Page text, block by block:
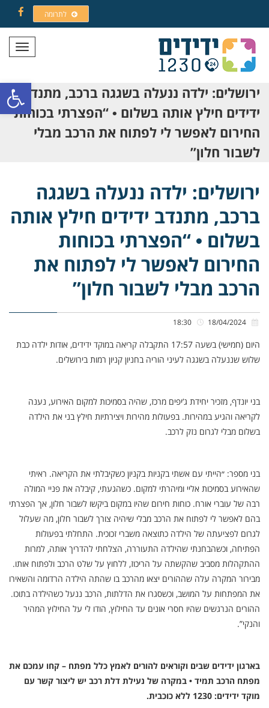
פתח
לתרומה
תפריט
ירושלים: ילדה ננעלה בשגגה ברכב, מתנדב
ידידים חילץ אותה בשלום • “הפצרתי בכוחות
החירום לאפשר לי לפתוח את הרכב מבלי
לשבור חלון”
ירושלים: ילדה ננעלה בשגגה
ברכב, מתנדב ידידים חילץ אותה
בשלום • “הפצרתי בכוחות
החירום לאפשר לי לפתוח את
הרכב מבלי לשבור חלון”
היום (חמישי) בשעה 17:57 התקבלה קריאה במוקד ידידים, אודות ילדה כבת
שלוש שננעלה בשגגה לעיני הוריה בחניון קניון רמות בירושלים.
בני יונדף, מזכיר יחידת ג’יפים מרכז, שהיה בסמיכות למקום האירוע, נענה
לקריאה והגיע במהירות. בפעולות מהירות ויצירתיות חילץ בני את הילדה
בשלום מבלי לגרום נזק לרכב.
בני מספר: ״הייתי עם אשתי בקניות בקניון כשקיבלתי את הקריאה. ראיתי
שהאירוע בסמיכות אליי ומיהרתי למקום. כשהגעתי, קיבלה את פניי המולה
רבה של עוברי אורח. כוחות חירום שהיו במקום ביקשו לשבור חלון, אך הפצרתי
בהם לאפשר לי לפתוח את הרכב מבלי שיהיה צורך לשבור חלון, מה שעלול
לגרום לפציעתה של הילדה כתוצאה משברי זכוכית. התחלתי בפעולות
הפתיחה, וכשהבחנתי שהילדה התעוררה, הצלחתי להדריך אותה, למרות
ההתקהלות מסביב שהקשתה על הריכוז, ללחוץ על שלט הרכב ולפתוח אותו.
מבירור המקרה עלה שההורים יצאו מהרכב בו שהתה הילדה הרדומה והשאירו
את המפתחות על המושב, וכשסגרו את הדלתות, הרכב ננעל כשהילדה בתוכו.
ההורים הנרגשים שהיו חסרי אונים עד החילוץ, הודו לי על החילוץ המהיר
והנקי”.
בארגון ידידים שבים וקוראים להורים לאמץ כלל מפתח – קחו עמכם את
מפתח הרכב תמיד • במקרה של נעילת דלת רכב יש ליצור קשר עם
מוקד ידידים: 1230 ללא כוכבית.